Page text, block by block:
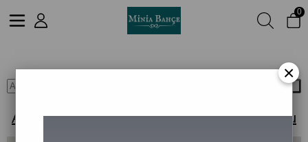
0
Ara
Aromaterapi Hakkında En Sık Sorulan 10 Soru
×